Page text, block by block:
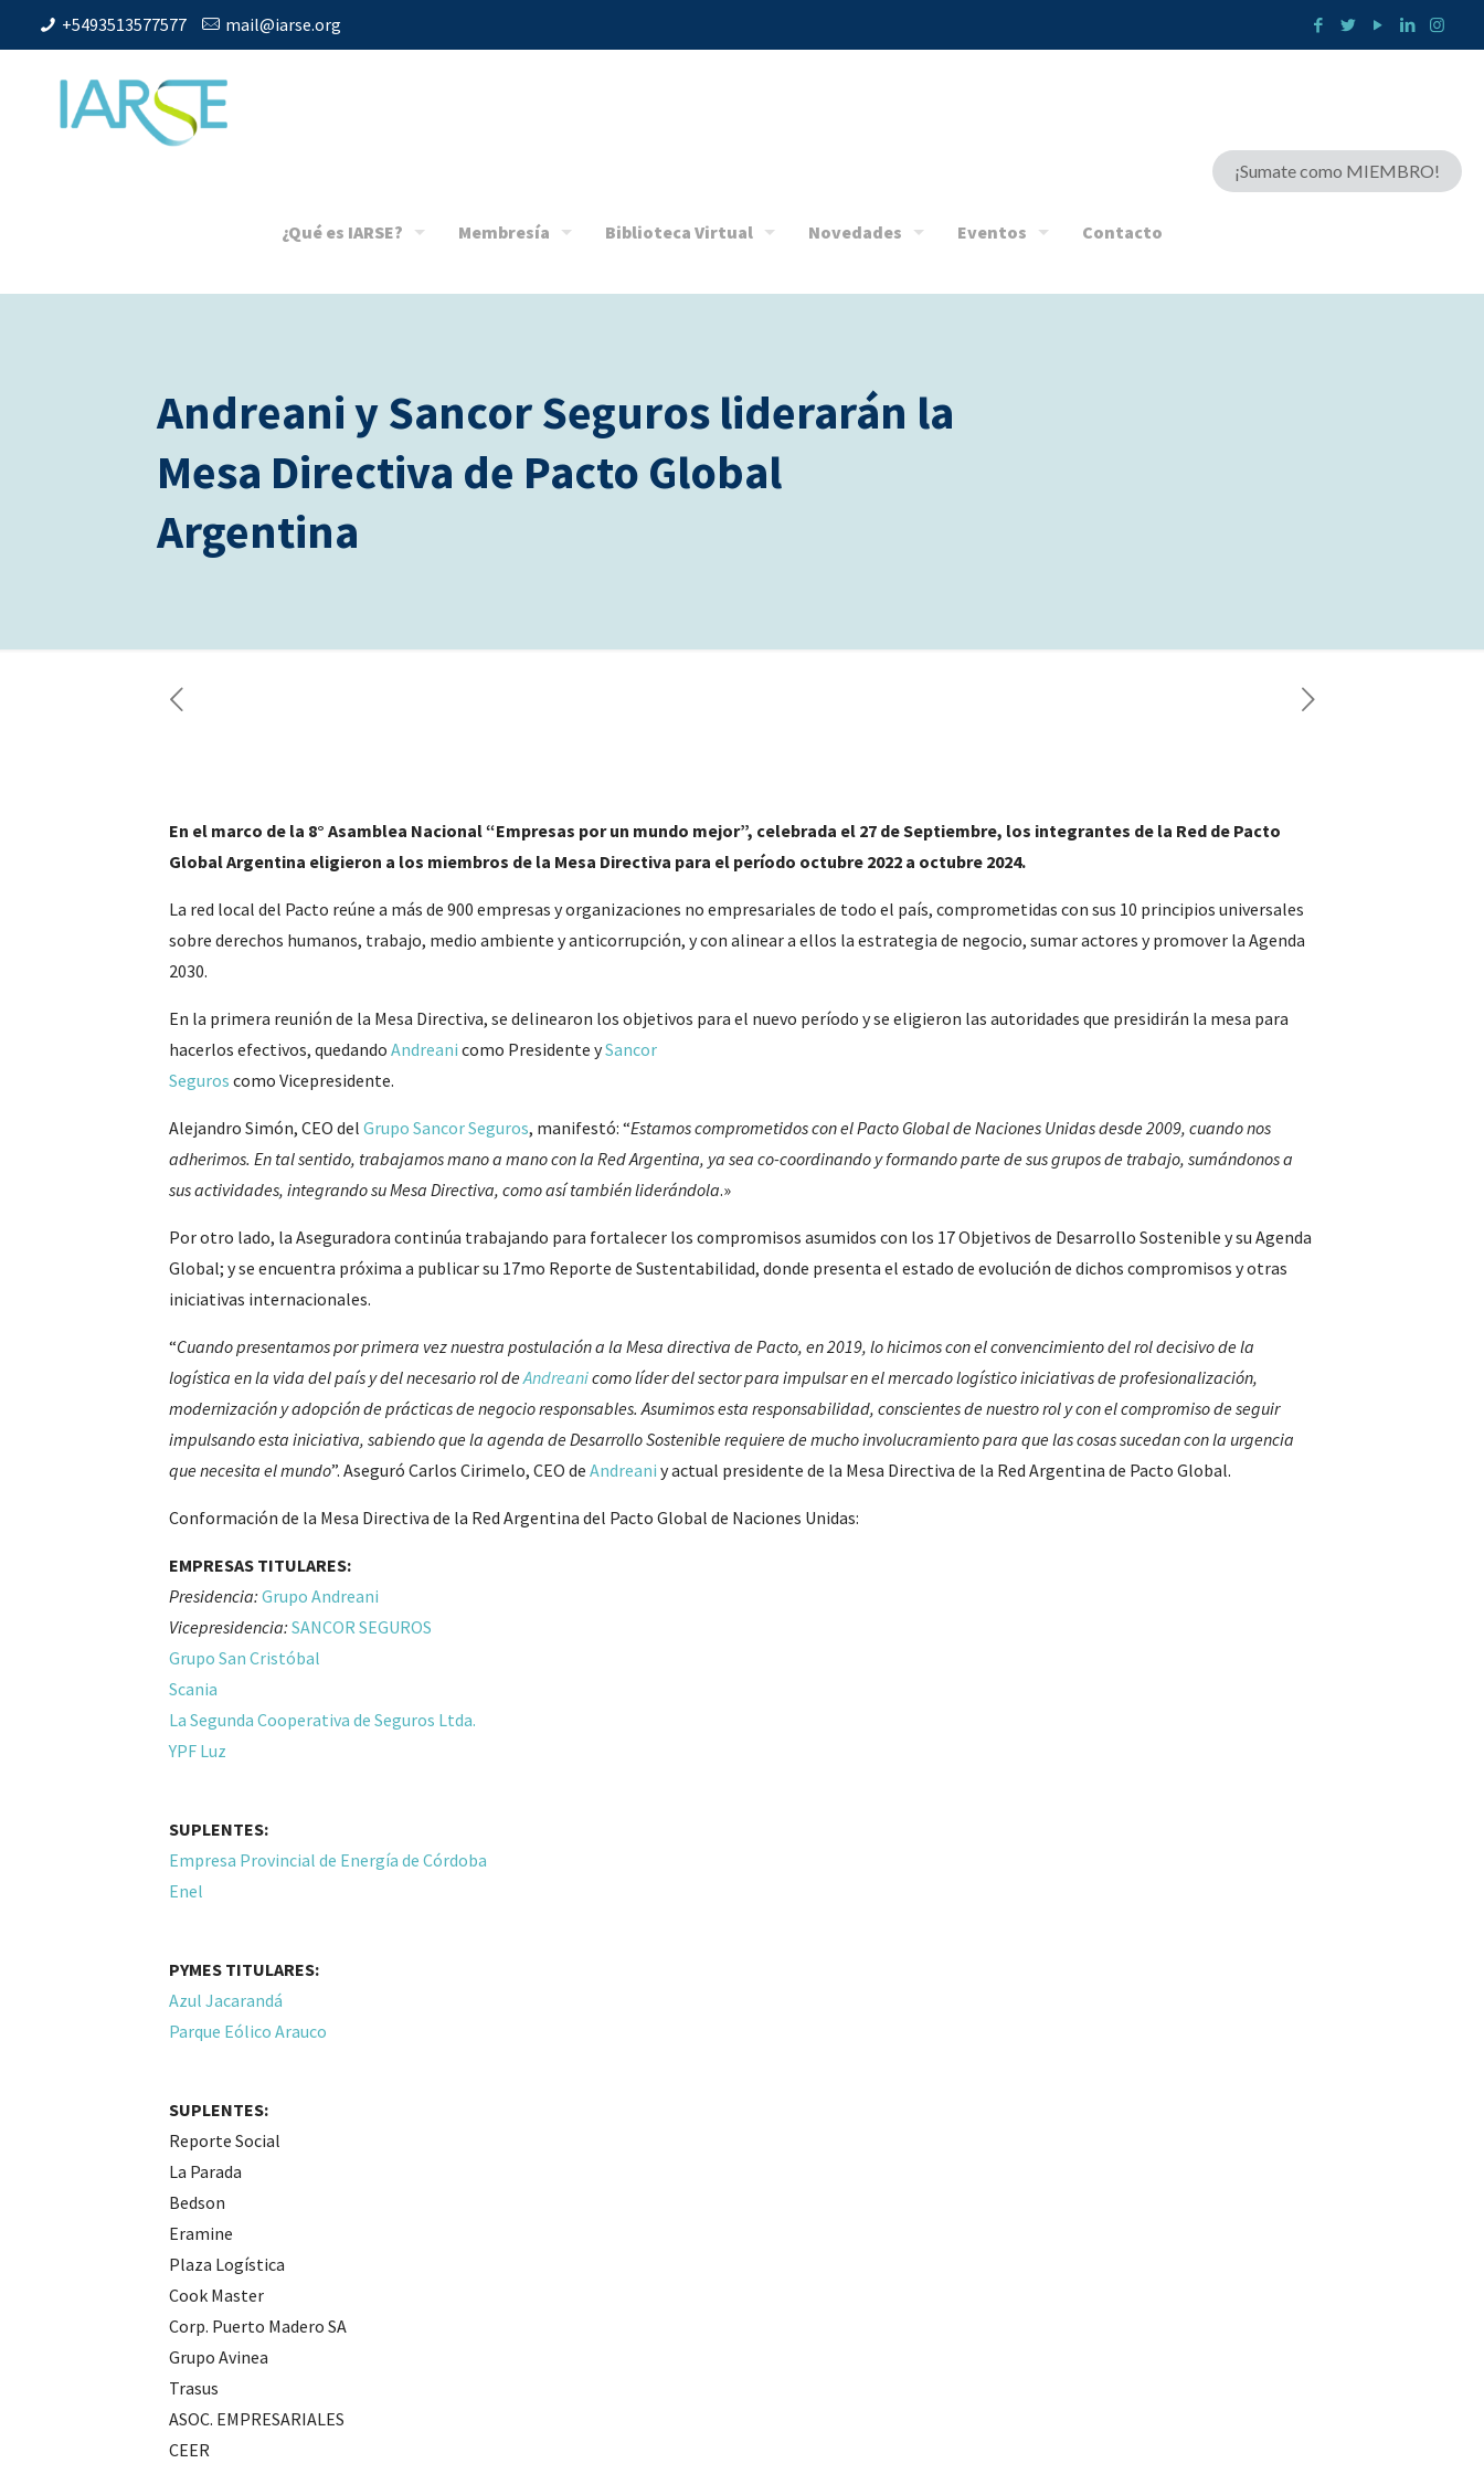
+5493513577577 mail@iarse.org
¿Qué es IARSE? Membresía Biblioteca Virtual Novedades Eventos Contacto
¡Sumate como MIEMBRO!
Andreani y Sancor Seguros liderarán la
Mesa Directiva de Pacto Global
Argentina
En el marco de la 8° Asamblea Nacional “Empresas por un mundo mejor”, celebrada el 27 de Septiembre, los integrantes de la Red de Pacto
Global Argentina eligieron a los miembros de la Mesa Directiva para el período octubre 2022 a octubre 2024.
La red local del Pacto reúne a más de 900 empresas y organizaciones no empresariales de todo el país, comprometidas con sus 10 principios universales
sobre derechos humanos, trabajo, medio ambiente y anticorrupción, y con alinear a ellos la estrategia de negocio, sumar actores y promover la Agenda
2030.
En la primera reunión de la Mesa Directiva, se delinearon los objetivos para el nuevo período y se eligieron las autoridades que presidirán la mesa para
hacerlos efectivos, quedando Andreani como Presidente ySancor
Seguros como Vicepresidente.
Alejandro Simón, CEO del Grupo Sancor Seguros, manifestó: “Estamos comprometidos con el Pacto Global de Naciones Unidas desde 2009, cuando nos
adherimos. En tal sentido, trabajamos mano a mano con la Red Argentina, ya sea co-coordinando y formando parte de sus grupos de trabajo, sumándonos a
sus actividades, integrando su Mesa Directiva, como así también liderándola.»
Por otro lado, la Aseguradora continúa trabajando para fortalecer los compromisos asumidos con los 17 Objetivos de Desarrollo Sostenible y su Agenda
Global; y se encuentra próxima a publicar su 17mo Reporte de Sustentabilidad, donde presenta el estado de evolución de dichos compromisos y otras
iniciativas internacionales.
“Cuando presentamos por primera vez nuestra postulación a la Mesa directiva de Pacto, en 2019, lo hicimos con el convencimiento del rol decisivo de la
logística en la vida del país y del necesario rol deAndreanicomo líder del sector para impulsar en el mercado logístico iniciativas de profesionalización,
modernización y adopción de prácticas de negocio responsables. Asumimos esta responsabilidad, conscientes de nuestro rol y con el compromiso de seguir
impulsando esta iniciativa, sabiendo que la agenda de Desarrollo Sostenible requiere de mucho involucramiento para que las cosas sucedan con la urgencia
que necesita el mundo”. Aseguró Carlos Cirimelo, CEO de Andreani y actual presidente de la Mesa Directiva de la Red Argentina de Pacto Global.
Conformación de la Mesa Directiva de la Red Argentina del Pacto Global de Naciones Unidas:
EMPRESAS TITULARES:
Presidencia: Grupo Andreani
Vicepresidencia: SANCOR SEGUROS
Grupo San Cristóbal
Scania
La Segunda Cooperativa de Seguros Ltda.
YPF Luz
SUPLENTES:
Empresa Provincial de Energía de Córdoba
Enel
PYMES TITULARES:
Azul Jacarandá
Parque Eólico Arauco
SUPLENTES:
Reporte Social
La Parada
Bedson
Eramine
Plaza Logística
Cook Master
Corp. Puerto Madero SA
Grupo Avinea
Trasus
ASOC. EMPRESARIALES
CEER